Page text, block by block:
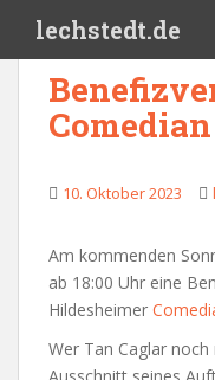
lechstedt.de
10. Oktober 2023
Am kommenden
ab 18:00 Uhr eine
Hildesheimer
Wer Tan Caglar